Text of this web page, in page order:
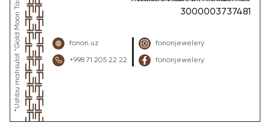
3000003737481
fonon.uz
+998 71 205 22 22
fononjewelery
fononjewelery